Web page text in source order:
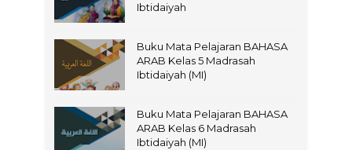
Ibtidaiyah
Buku Mata Pelajaran BAHASA
ARAB Kelas 5 Madrasah
Ibtidaiyah (MI)
Buku Mata Pelajaran BAHASA
ARAB Kelas 6 Madrasah
Ibtidaiyah (MI)